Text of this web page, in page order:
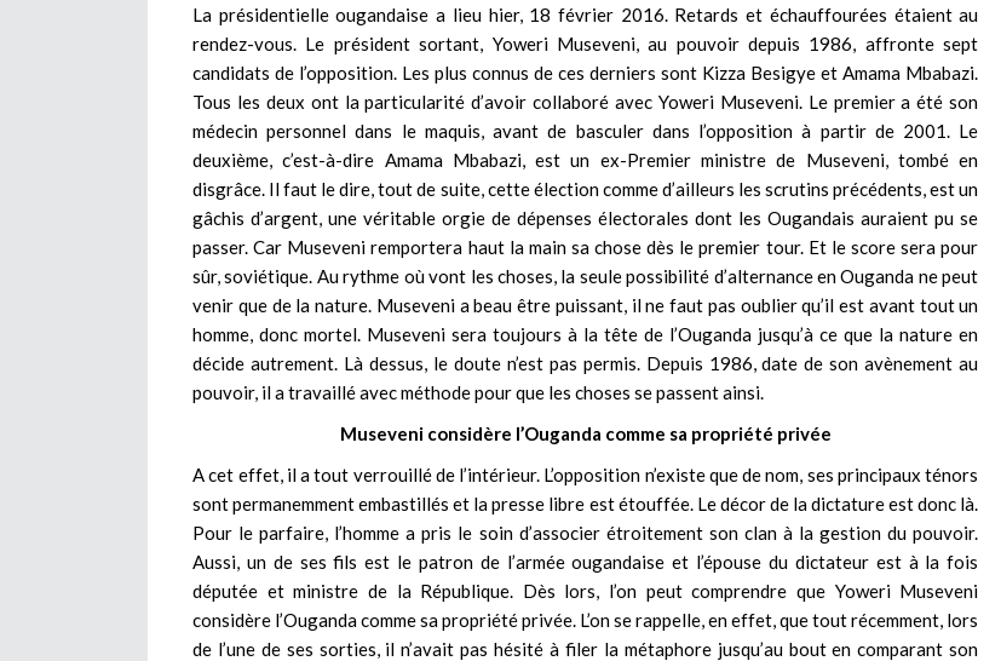
La présidentielle ougandaise a lieu hier, 18 février 2016. Retards et échauffourées étaient au
rendez-vous. Le président sortant, Yoweri Museveni, au pouvoir depuis 1986, affronte sept
candidats de l’opposition. Les plus connus de ces derniers sont Kizza Besigye et Amama Mbabazi.
Tous les deux ont la particularité d’avoir collaboré avec Yoweri Museveni. Le premier a été son
médecin personnel dans le maquis, avant de basculer dans l’opposition à partir de 2001. Le
deuxième, c’est-à-dire Amama Mbabazi, est un ex-Premier ministre de Museveni, tombé en
disgrâce. Il faut le dire, tout de suite, cette élection comme d’ailleurs les scrutins précédents, est un
gâchis d’argent, une véritable orgie de dépenses électorales dont les Ougandais auraient pu se
passer. Car Museveni remportera haut la main sa chose dès le premier tour. Et le score sera pour
sûr, soviétique. Au rythme où vont les choses, la seule possibilité d’alternance en Ouganda ne peut
venir que de la nature. Museveni a beau être puissant, il ne faut pas oublier qu’il est avant tout un
homme, donc mortel. Museveni sera toujours à la tête de l’Ouganda jusqu’à ce que la nature en
décide autrement. Là dessus, le doute n’est pas permis. Depuis 1986, date de son avènement au
pouvoir, il a travaillé avec méthode pour que les choses se passent ainsi.
Museveni considère l’Ouganda comme sa propriété privée
A cet effet, il a tout verrouillé de l’intérieur. L’opposition n’existe que de nom, ses principaux ténors
sont permanemment embastillés et la presse libre est étouffée. Le décor de la dictature est donc là.
Pour le parfaire, l’homme a pris le soin d’associer étroitement son clan à la gestion du pouvoir.
Aussi, un de ses fils est le patron de l’armée ougandaise et l’épouse du dictateur est à la fois
députée et ministre de la République. Dès lors, l’on peut comprendre que Yoweri Museveni
considère l’Ouganda comme sa propriété privée. L’on se rappelle, en effet, que tout récemment, lors
de l’une de ses sorties, il n’avait pas hésité à filer la métaphore jusqu’au bout en comparant son